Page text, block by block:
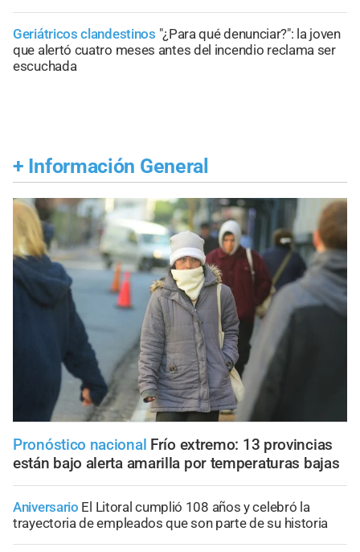
Geriátricos clandestinos "¿Para qué denunciar?": la joven
que alertó cuatro meses antes del incendio reclama ser
escuchada
+ Información General
Pronóstico nacional Frío extremo: 13 provincias
están bajo alerta amarilla por temperaturas bajas
Aniversario El Litoral cumplió 108 años y celebró la
trayectoria de empleados que son parte de su historia